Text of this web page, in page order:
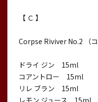
【 Ｃ 】
Corpse Riviver No.2 （コ
ドライ ジン 15ml
コアントロー 15ml
リレ ブラン 15ml